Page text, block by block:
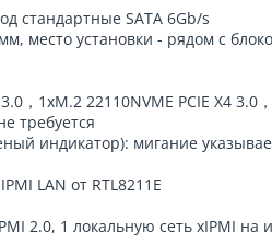
стандартные SATA 6Gb/s
место установки - рядом с
，1xM.2 22110NVME PCIE X4 3.0
требуется
индикатор): мигание
LAN от RTL8211E
2.0, 1 локальную сеть xIPMI на